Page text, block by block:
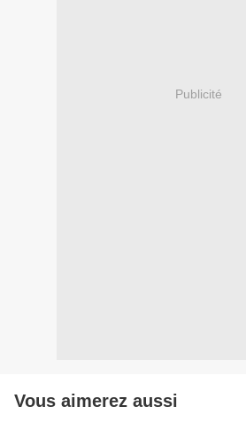
Publicité
Vous aimerez aussi